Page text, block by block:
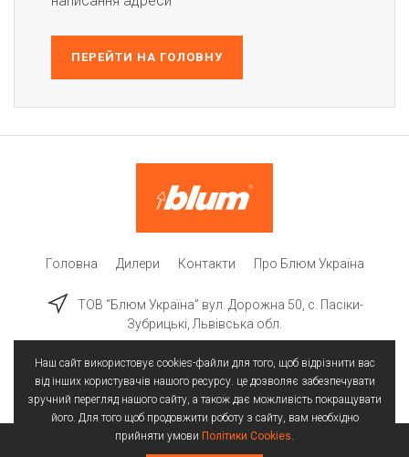
ПЕРЕЙТИ НА ГОЛОВНУ
Головна Дилери Контакти Про Блюм Україна
ТОВ “Блюм Україна” вул. Дорожна 50, c. Пасіки-
Зубрицькі, Львівська обл.
Наш сайт використовує cookies-файли для того, щоб відрізнити вас
від інших користувачів нашого ресурсу. це дозволяє забезпечувати
зручний перегляд нашого сайту, а також дає можливість покращувати
його. Для того щоб продовжити роботу з сайту, вам необхідно
прийняти умови Політики Cookies.